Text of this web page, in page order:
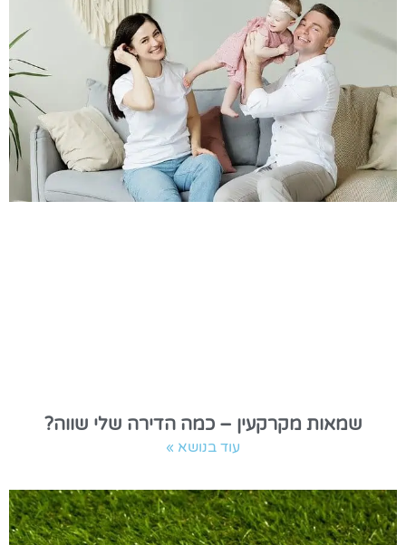
שמאות מקרקעין – כמה הדירה שלי שווה?
עוד בנושא »